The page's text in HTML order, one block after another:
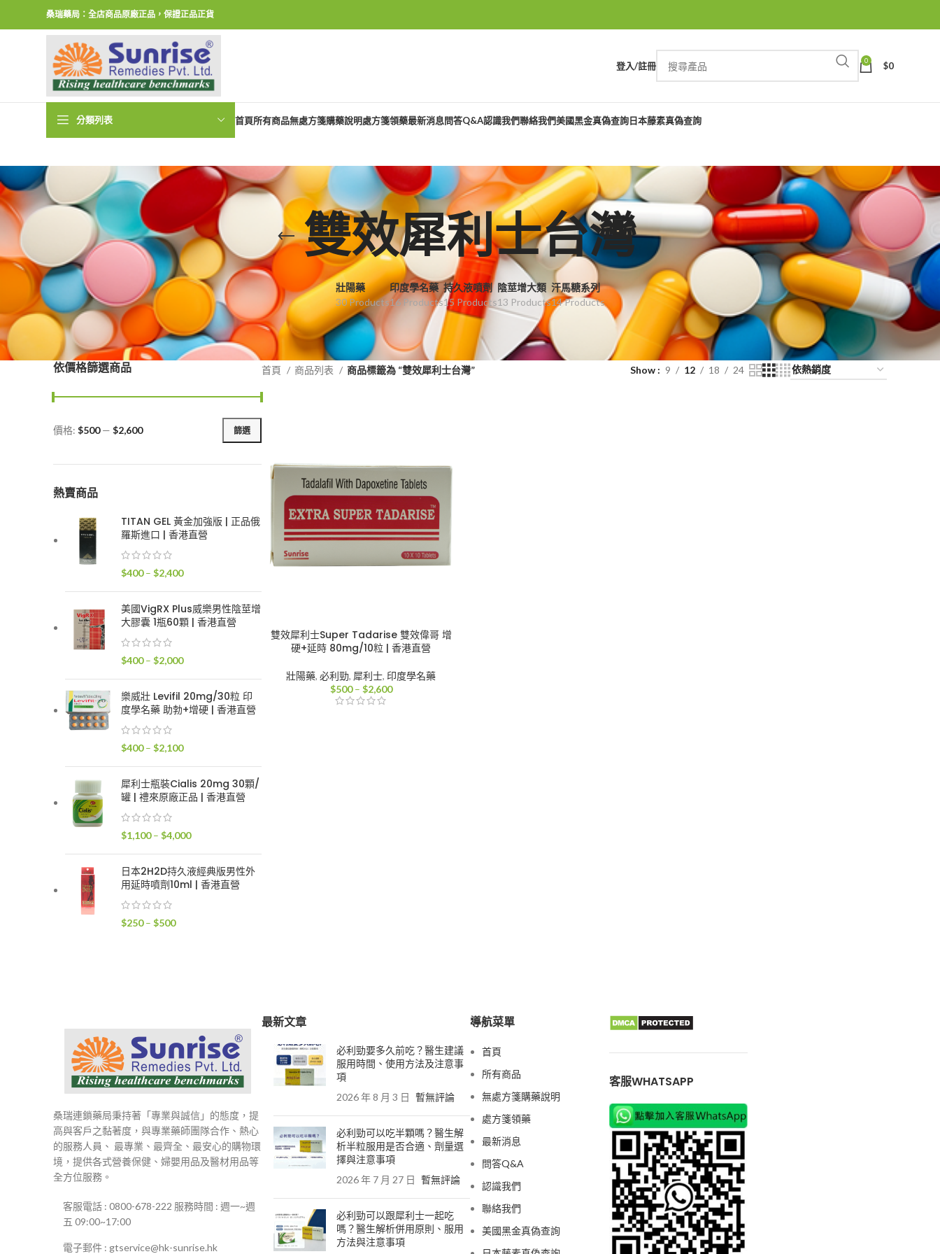
桑瑞藥局：全店商品原廠正品，保證正品正貨
登入/註冊 0 $0
分類列表 首頁所有商品無處方箋購藥說明處方箋領藥最新消息問答Q&A認識我們聯絡我們美國黑金真偽查詢日本藤素真偽查詢
雙效犀利士台灣
壯陽藥
30 Products
印度學名藥
16 Products
持久液噴劑
15 Products
陰莖增大類
13 Products
汗馬糖系列
14 Products
依價格篩選商品
最
價
最
價
篩選
價格: $500— $2,600
熱賣商品
TITAN GEL 黃金加強版 | 正品俄
羅斯進口 | 香港直營
$400 – $2,400價
圍：
$2,400
美國VigRX Plus威樂男性陰莖增
大膠囊 1瓶60顆 | 香港直營
$400 – $2,000價
範
圍：
$2,000
樂威壯 Levifil 20mg/30粒 印
度學名藥 助勃+增硬 | 香港直營
$400 – $2,100價
範
圍：
$2,100
犀利士瓶裝Cialis 20mg 30顆/
罐 | 禮來原廠正品 | 香港直營
$1,100 – $4,000價
範
圍：
日本2H2D持久液經典版男性外
用延時噴劑10ml | 香港直營
$250 – $500價
首頁 商品列表 商品標籤為 “雙效犀利士台灣” Show 9 12 18 24
雙效犀利士Super Tadarise 雙效偉哥 增
硬+延時 80mg/10粒 | 香港直營
壯陽藥,必利勁, 犀利士, 印度學名藥
$500 – $2,600價
桑瑞連鎖藥局秉持著「專業與誠信」的態度，提
高與客戶之黏著度，與專業藥師團隊合作、熱心
的服務人員、 最專業、最齊全、最安心的購物環
境，提供各式營養保健、婦嬰用品及醫材用品等
全方位服務。
客服電話 : 0800-678-222 服務時間 : 週一~週
五 09:00~17:00
電子郵件 : gtservice@hk-sunrise.hk
最新文章
必利勁要多久前吃？醫生建議
服用時間、使用方法及注意事
項
2026 年 8 月 3 日 暫無評論
必利勁可以吃半顆嗎？醫生解
析半粒服用是否合適、劑量選
擇與注意事項
2026 年 7 月 27 日 暫無評論
必利勁可以跟犀利士一起吃
嗎？醫生解析併用原則、服用
方法與注意事項
導航菜單
首頁
所有商品
無處方箋購藥說明
處方箋領藥
最新消息
問答Q&A
認識我們
聯絡我們
美國黑金真偽查詢
客服WHATSAPP